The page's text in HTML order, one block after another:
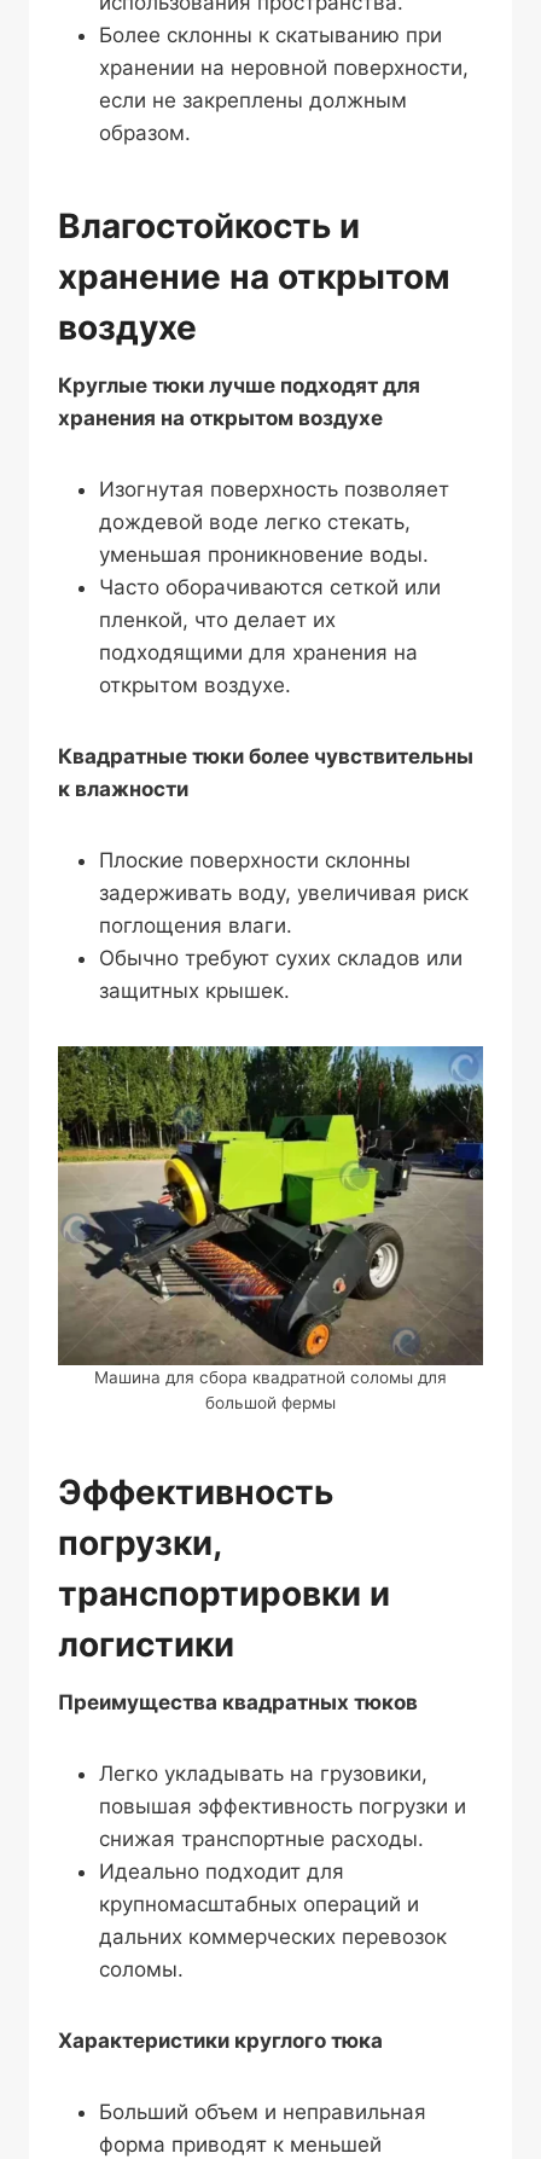
Более склонны к скатыванию при
хранении на неровной поверхности,
если не закреплены должным
образом.
Влагостойкость и
хранение на открытом
воздухе
Круглые тюки лучше подходят для
хранения на открытом воздухе
Изогнутая поверхность позволяет
дождевой воде легко стекать,
уменьшая проникновение воды.
Часто оборачиваются сеткой или
пленкой, что делает их
подходящими для хранения на
открытом воздухе.
Квадратные тюки более чувствительны
к влажности
Плоские поверхности склонны
задерживать воду, увеличивая риск
поглощения влаги.
Обычно требуют сухих складов или
защитных крышек.
Машина для сбора квадратной соломы для
большой фермы
Эффективность
погрузки,
транспортировки и
логистики
Преимущества квадратных тюков
Легко укладывать на грузовики,
повышая эффективность погрузки и
снижая транспортные расходы.
Идеально подходит для
крупномасштабных операций и
дальних коммерческих перевозок
соломы.
Характеристики круглого тюка
Больший объем и неправильная
форма приводят к меньшей